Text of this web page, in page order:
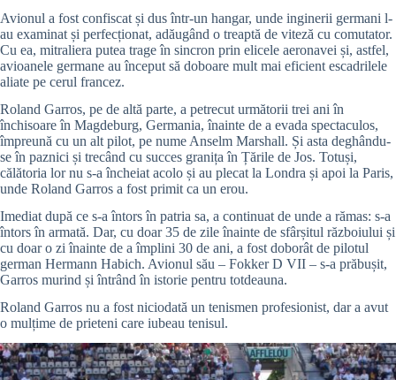
Avionul a fost confiscat și dus într-un hangar, unde inginerii germani l-
au examinat și perfecționat, adăugând o treaptă de viteză cu comutator.
Cu ea, mitraliera putea trage în sincron prin elicele aeronavei și, astfel,
avioanele germane au început să doboare mult mai eficient escadrilele
aliate pe cerul francez.
Roland Garros, pe de altă parte, a petrecut următorii trei ani în
închisoare în Magdeburg, Germania, înainte de a evada spectaculos,
împreună cu un alt pilot, pe nume Anselm Marshall. Și asta deghându-
se în paznici și trecând cu succes granița în Țările de Jos. Totuși,
călătoria lor nu s-a încheiat acolo și au plecat la Londra și apoi la Paris,
unde Roland Garros a fost primit ca un erou.
Imediat după ce s-a întors în patria sa, a continuat de unde a rămas: s-a
întors în armată. Dar, cu doar 35 de zile înainte de sfârșitul războiului și
cu doar o zi înainte de a împlini 30 de ani, a fost doborât de pilotul
german Hermann Habich. Avionul său – Fokker D VII – s-a prăbușit,
Garros murind și întrând în istorie pentru totdeauna.
Roland Garros nu a fost niciodată un tenismen profesionist, dar a avut
o mulțime de prieteni care iubeau tenisul.